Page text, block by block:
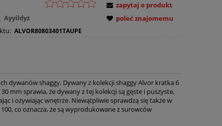
Ayyildyz
ALVOR80803401TAUPE
zapytaj o produkt
poleć znajomemu
dywanów shaggy. Dywany z kolekcji shaggy Alvor kratka 6
mm sprawia, że dywany z tej kolekcji są gęste i puszyste,
i ożywiając wnętrze. Niewątpliwie sprawdzą się także w
co oznacza, że są wyprodukowane z surowców